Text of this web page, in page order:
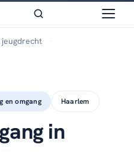
jeugdrecht
en omgang Haarlem
in